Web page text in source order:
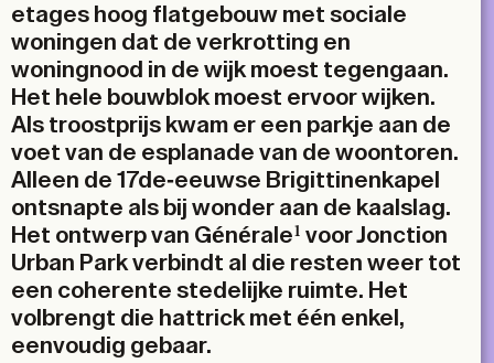
etages hoog flatgebouw met sociale
woningen dat de verkrotting en
woningnood in de wijk moest tegengaan.
Het hele bouwblok moest ervoor wijken.
Als troostprijs kwam er een parkje aan de
voet van de esplanade van de woontoren.
Alleen de 17de-eeuwse Brigittinenkapel
ontsnapte als bij wonder aan de kaalslag.
Het ontwerp van Générale1 voor Jonction
Urban Park verbindt al die resten weer tot
een coherente stedelijke ruimte. Het
volbrengt die hattrick met één enkel,
eenvoudig gebaar.